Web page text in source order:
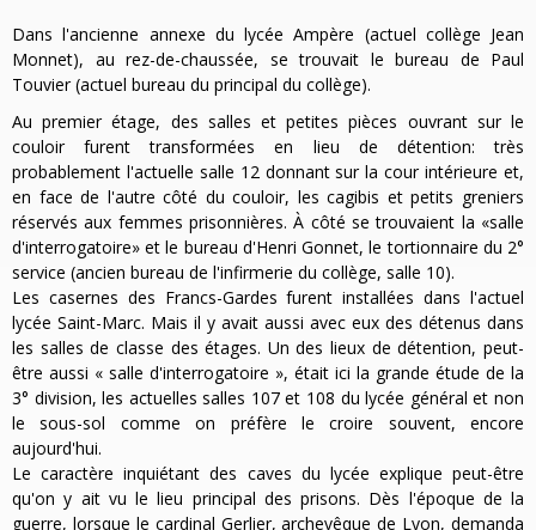
Dans l'ancienne annexe du lycée Ampère (actuel collège Jean
Monnet), au rez-de-chaussée, se trouvait le bureau de Paul
Touvier (actuel bureau du principal du collège).
Au premier étage, des salles et petites pièces ouvrant sur le
couloir furent transformées en lieu de détention: très
probablement l'actuelle salle 12 donnant sur la cour intérieure et,
en face de l'autre côté du couloir, les cagibis et petits greniers
réservés aux femmes prisonnières. À côté se trouvaient la «salle
d'interrogatoire» et le bureau d'Henri Gonnet, le tortionnaire du 2°
service (ancien bureau de l'infirmerie du collège, salle 10).
Les casernes des Francs-Gardes furent installées dans l'actuel
lycée Saint-Marc. Mais il y avait aussi avec eux des détenus dans
les salles de classe des étages. Un des lieux de détention, peut-
être aussi « salle d'interrogatoire », était ici la grande étude de la
3° division, les actuelles salles 107 et 108 du lycée général et non
le sous-sol comme on préfère le croire souvent, encore
aujourd'hui.
Le caractère inquiétant des caves du lycée explique peut-être
qu'on y ait vu le lieu principal des prisons. Dès l'époque de la
guerre, lorsque le cardinal Gerlier, archevêque de Lyon, demanda